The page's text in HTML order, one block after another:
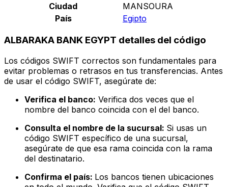
Ciudad
MANSOURA
País
Egipto
ALBARAKA BANK EGYPT detalles del código
Los códigos SWIFT correctos son fundamentales para
evitar problemas o retrasos en tus transferencias. Antes
de usar el código SWIFT, asegúrate de:
Verifica el banco: Verifica dos veces que el
nombre del banco coincida con el del banco.
Consulta el nombre de la sucursal: Si usas un
código SWIFT específico de una sucursal,
asegúrate de que esa rama coincida con la rama
del destinatario.
Confirma el país: Los bancos tienen ubicaciones